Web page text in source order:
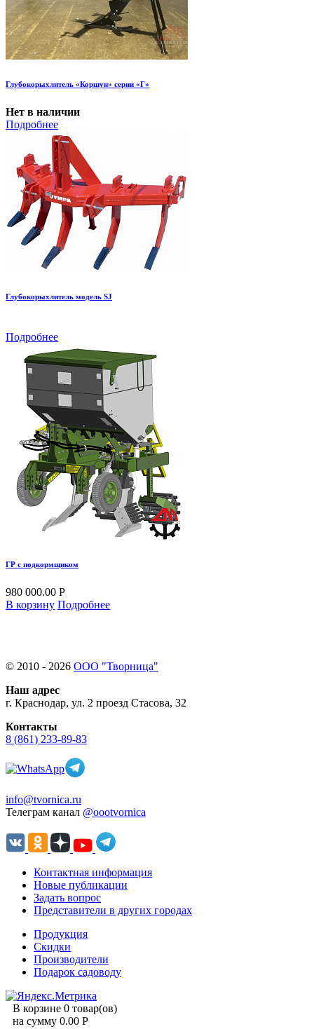
Глубокорыхлитель «Коршун» серии «Г»
Нет в наличии
Подробнее
Глубокорыхлитель модель SJ
Подробнее
ГР с подкормщиком
980 000.00 Р
В корзину Подробнее
© 2010 - 2026 ООО "Творница"
Наш адрес
г. Краснодар, ул. 2 проезд Стасова, 32
Контакты
8 (861) 233-89-83
info@tvornica.ru
Телеграм канал @oootvornica
Контактная информация
Новые публикации
Задать вопрос
Представители в других городах
Продукция
Скидки
Производители
Подарок садоводу
В корзине 0 товар(ов)
на сумму 0.00 Р